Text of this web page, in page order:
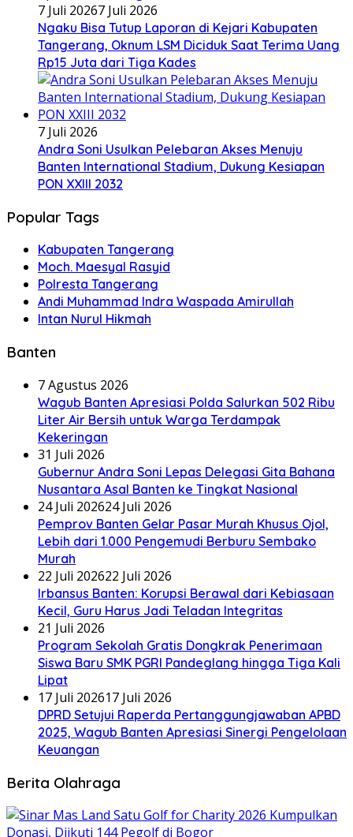
7 Juli 20267 Juli 2026
Ngaku Bisa Tutup Laporan di Kejari Kabupaten
Tangerang, Oknum LSM Diciduk Saat Terima Uang
Rp15 Juta dari Tiga Kades
7 Juli 2026
Andra Soni Usulkan Pelebaran Akses Menuju
Banten International Stadium, Dukung Kesiapan
PON XXIII 2032
Popular Tags
Kabupaten Tangerang
Moch. Maesyal Rasyid
Polresta Tangerang
Andi Muhammad Indra Waspada Amirullah
Intan Nurul Hikmah
Banten
7 Agustus 2026
Wagub Banten Apresiasi Polda Salurkan 502 Ribu
Liter Air Bersih untuk Warga Terdampak
Kekeringan
31 Juli 2026
Gubernur Andra Soni Lepas Delegasi Gita Bahana
Nusantara Asal Banten ke Tingkat Nasional
24 Juli 202624 Juli 2026
Pemprov Banten Gelar Pasar Murah Khusus Ojol,
Lebih dari 1.000 Pengemudi Berburu Sembako
Murah
22 Juli 202622 Juli 2026
Irbansus Banten: Korupsi Berawal dari Kebiasaan
Kecil, Guru Harus Jadi Teladan Integritas
21 Juli 2026
Program Sekolah Gratis Dongkrak Penerimaan
Siswa Baru SMK PGRI Pandeglang hingga Tiga Kali
Lipat
17 Juli 202617 Juli 2026
DPRD Setujui Raperda Pertanggungjawaban APBD
2025, Wagub Banten Apresiasi Sinergi Pengelolaan
Keuangan
Berita Olahraga